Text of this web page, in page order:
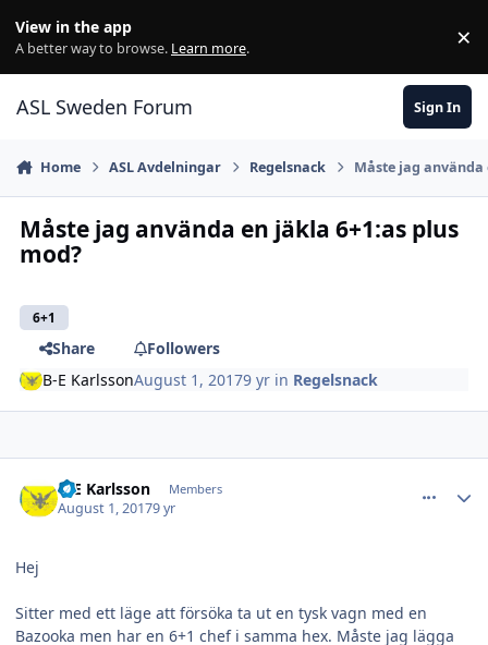
View in the app
A better way to browse. Learn more. ×
ASL Sweden Forum Sign In
Home ASL Avdelningar Regelsnack Måste jag använda
Måste jag använda en jäkla 6+1:as plus
mod?
6+1
Share
Followers
B-E KarlssonAugust 1, 20179 yr in Regelsnack
B-E Karlsson Members
August 1, 20179 yr
Hej
Sitter med ett läge att försöka ta ut en tysk vagn med en
Bazooka men har en 6+1 chef i samma hex. Måste jag lägga